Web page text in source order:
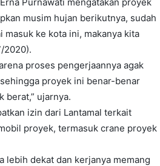
musim hujan berikutnya, sudah
masuk ke kota ini, makanya kita
2020).
proses pengerjaannya agak
proyek ini benar-benar
berat,” ujarnya.
izin dari Lantamal terkait
proyek, termasuk crane proyek
lebih dekat dan kerjanya memang